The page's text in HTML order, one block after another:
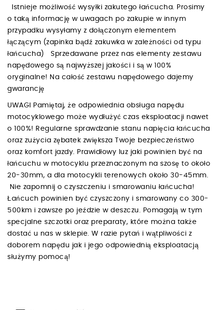
Istnieje możliwość wysyłki zakutego łańcucha. Prosimy
o taką informację w uwagach po zakupie w innym
przypadku wysyłamy z dołączonym elementem
łączącym (zapinka bądź zakuwka w zależności od typu
łańcucha) Sprzedawane przez nas elementy zestawu
napędowego są najwyższej jakości i są w 100%
oryginalne! Na całość zestawu napędowego dajemy
gwarancję
UWAGI Pamiętaj, że odpowiednia obsługa napędu
motocyklowego może wydłużyć czas eksploatacji nawet
o 100%! Regularne sprawdzanie stanu napięcia łańcucha
oraz zużycia zębatek zwiększa Twoje bezpieczeństwo
oraz komfort jazdy. Prawidłowy luz jaki powinien być na
łańcuchu w motocyklu przeznaczonym na szosę to około
20-30mm, a dla motocykli terenowych około 30-45mm.
Nie zapomnij o czyszczeniu i smarowaniu łańcucha!
Łańcuch powinien być czyszczony i smarowany co 300-
500km i zawsze po jeździe w deszczu. Pomagają w tym
specjalne szczotki oraz preparaty, które można także
dostać u nas w sklepie. W razie pytań i wątpliwości z
doborem napędu jak i jego odpowiednią eksploatacją
służymy pomocą!